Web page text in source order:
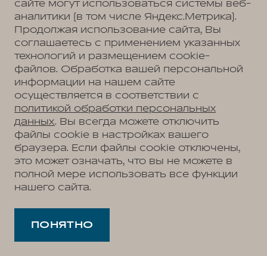
сайте могут использоваться системы веб-
аналитики (в том числе Яндекс.Метрика).
Продолжая использование сайта, Вы
соглашаетесь с применением указанных
технологий и размещением cookie-
файлов. Обработка вашей персональной
информации на нашем сайте
осуществляется в соответствии с
политикой обработки персональных
данных. Вы всегда можете отключить
файлы cookie в настройках вашего
браузера. Если файлы cookie отключены,
это может означать, что вы не можете в
полной мере использовать все функции
нашего сайта.
ПОНЯТНО